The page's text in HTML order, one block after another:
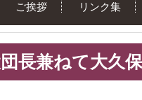
ご挨拶 リンク集
長兼ねて大久